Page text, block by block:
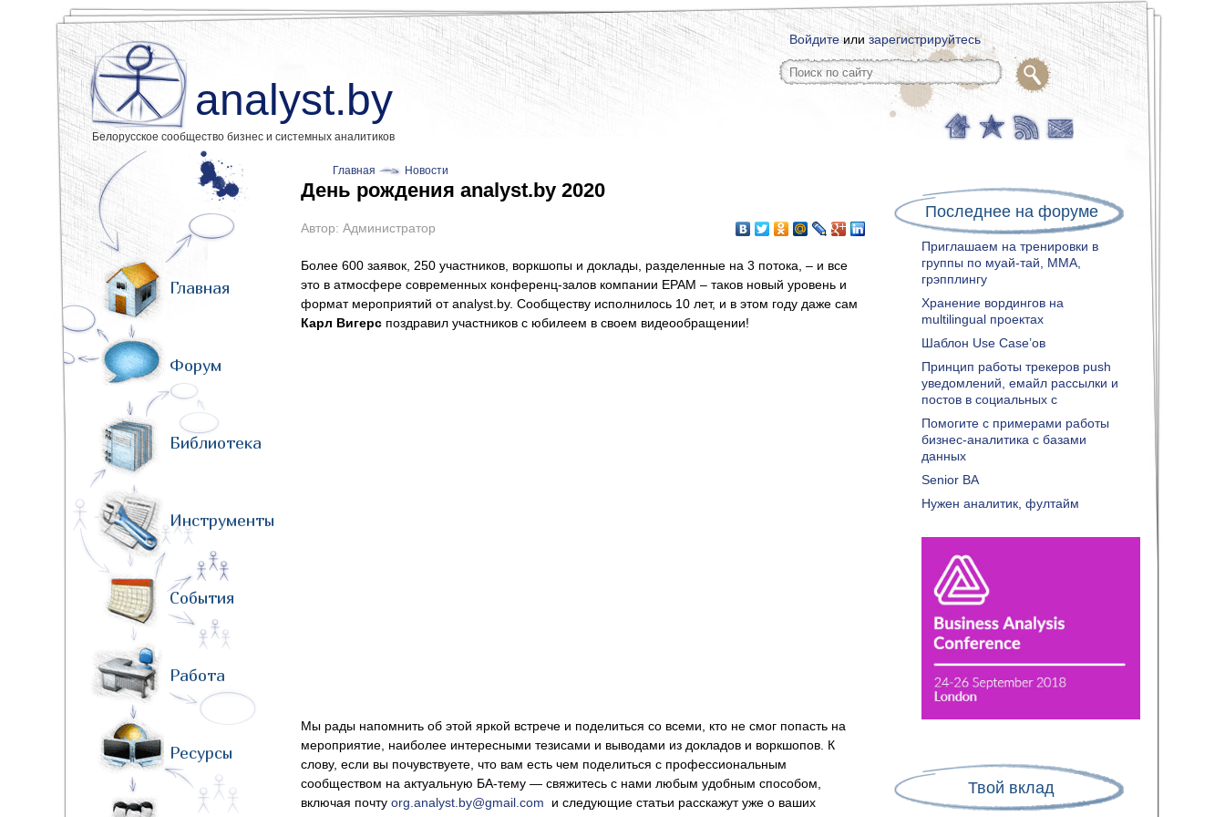
analyst.by
Белорусское сообщество бизнес и системных аналитиков
Войдитеилизарегистрируйтесь
Главная
Форум
Библиотека
Инструменты
События
Работа
Ресурсы
Главная Новости
День рождения analyst.by 2020
Автор: Администратор
Более 600 заявок, 250 участников, воркшопы и доклады, разделенные на 3 потока, – и все
это в атмосфере современных конференц-залов компании EPAM – таков новый уровень и
формат мероприятий от analyst.by. Сообществу исполнилось 10 лет, и в этом году даже сам
Карл Вигерс поздравил участников с юбилеем в своем видеообращении!
Мы рады напомнить об этой яркой встрече и поделиться со всеми, кто не смог попасть на
мероприятие, наиболее интересными тезисами и выводами из докладов и воркшопов. К
слову, если вы почувствуете, что вам есть чем поделиться с профессиональным
сообществом на актуальную БА-тему — свяжитесь с нами любым удобным способом,
включая почту org.analyst.by@gmail.com и следующие статьи расскажут уже о ваших
Последнее на форуме
Приглашаем на тренировки в
группы по муай-тай, ММА,
грэпплингу
Хранение вордингов на
multilingual проектах
Шаблон Use Case’ов
Принцип работы трекеров push
уведомлений, емайл рассылки и
постов в социальных с
Помогите с примерами работы
бизнес-аналитика с базами
данных
Senior BA
Нужен аналитик, фултайм
Твой вклад